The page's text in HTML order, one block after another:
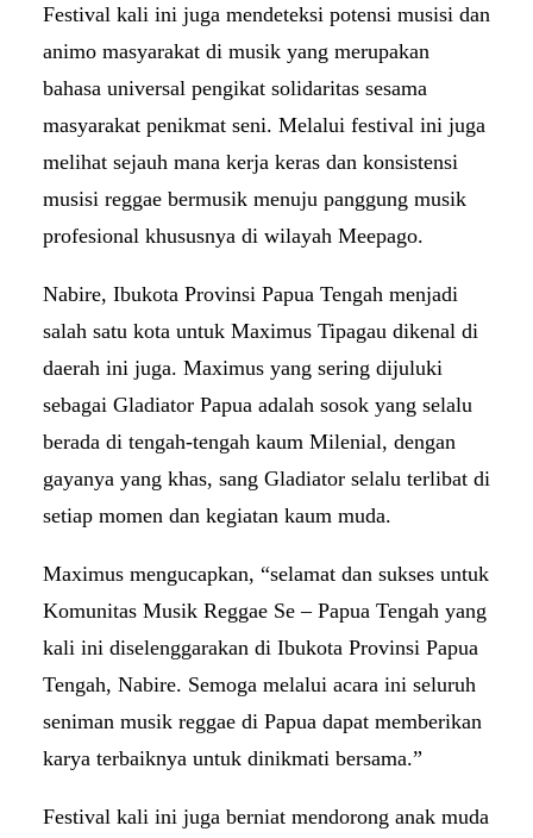
Festival kali ini juga mendeteksi potensi musisi dan
animo masyarakat di musik yang merupakan
bahasa universal pengikat solidaritas sesama
masyarakat penikmat seni. Melalui festival ini juga
melihat sejauh mana kerja keras dan konsistensi
musisi reggae bermusik menuju panggung musik
profesional khususnya di wilayah Meepago.
Nabire, Ibukota Provinsi Papua Tengah menjadi
salah satu kota untuk Maximus Tipagau dikenal di
daerah ini juga. Maximus yang sering dijuluki
sebagai Gladiator Papua adalah sosok yang selalu
berada di tengah-tengah kaum Milenial, dengan
gayanya yang khas, sang Gladiator selalu terlibat di
setiap momen dan kegiatan kaum muda.
Maximus mengucapkan, “selamat dan sukses untuk
Komunitas Musik Reggae Se – Papua Tengah yang
kali ini diselenggarakan di Ibukota Provinsi Papua
Tengah, Nabire. Semoga melalui acara ini seluruh
seniman musik reggae di Papua dapat memberikan
karya terbaiknya untuk dinikmati bersama.”
Festival kali ini juga berniat mendorong anak muda